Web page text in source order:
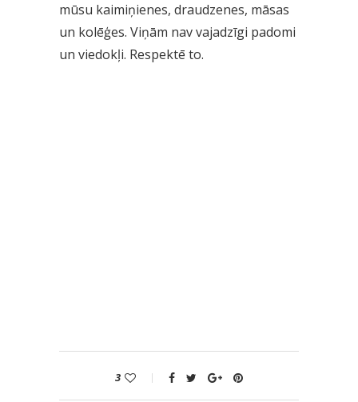
mūsu kaimiņienes, draudzenes, māsas
un kolēģes. Viņām nav vajadzīgi padomi
un viedokļi. Respektē to.
3